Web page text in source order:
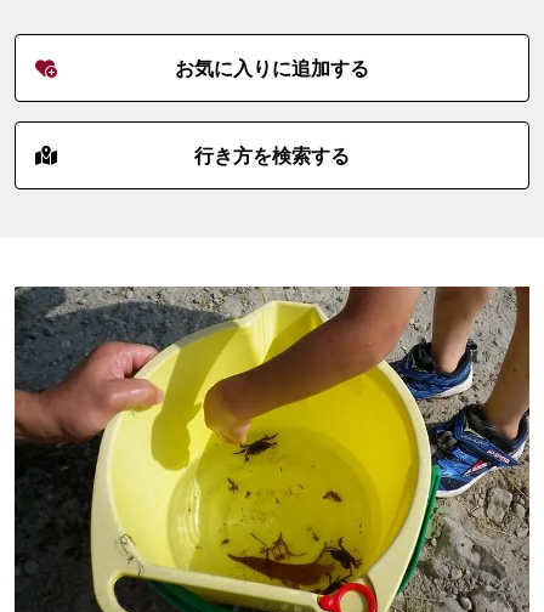
お気に入りに追加する
行き方を検索する